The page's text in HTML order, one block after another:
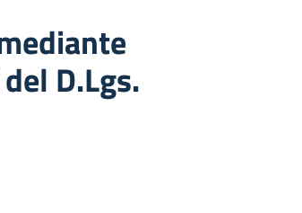
D.Lgs.